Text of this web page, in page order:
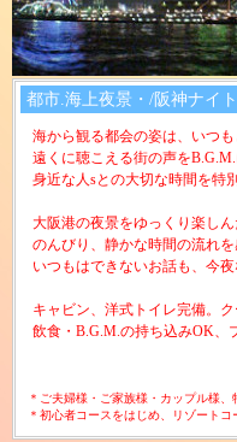
都市.海上夜景・/阪神ナイト
海から観る都会の姿は、いつ
遠くに聴こえる街の声を
身近な人sとの大切な時間を特
大阪港の夜景をゆっくり楽し
のんびり、静かな時間の流れを
いつもはできないお話も、今
キャビン、洋式トイレ完備。
飲食・B.G.M.の持ち込みOK、
＊ご夫婦様・ご家族様・カップル様
＊初心者コースをはじめ、リゾート